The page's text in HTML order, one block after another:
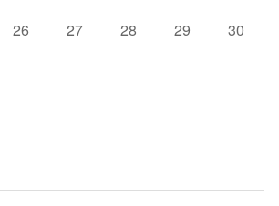
26 27 28 29
30